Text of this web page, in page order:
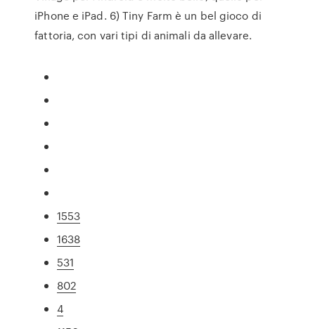
iPhone e iPad. 6) Tiny Farm è un bel gioco di
fattoria, con vari tipi di animali da allevare.
1553
1638
531
802
4